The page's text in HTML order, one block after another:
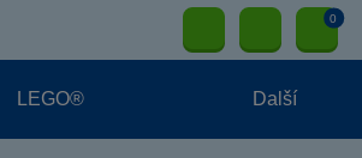
0
LEGO® Další